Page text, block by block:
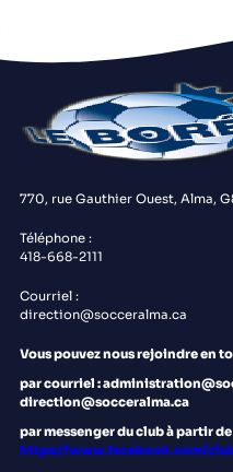
770, rue Gauthier Ouest, Alma,
Téléphone :
418-668-2111
Courriel :
direction@socceralma.ca
Vous pouvez nous rejoindre en
par courriel :
direction@socceralma.ca
par messenger du club à partir
https://www.facebook.com/